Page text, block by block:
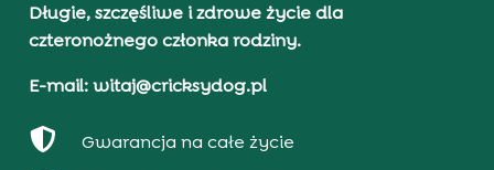
Długie, szczęśliwe i zdrowe życie dla
czteronożnego członka rodziny.
E-mail: witaj@cricksydog.pl
 Gwarancja na całe życie